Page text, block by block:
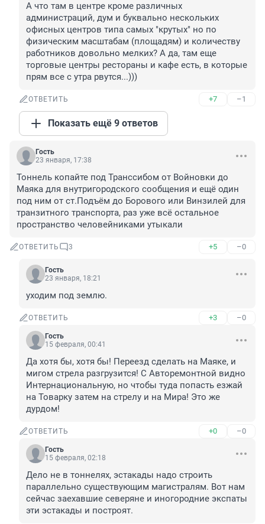
А что там в центре кроме различных
администраций, дум и буквально нескольких
офисных центров типа самых "крутых" но по
физическим масштабам (площадям) и количеству
работников довольно мелких? А да, там еще
торговые центры рестораны и кафе есть, в которые
прям все с утра рвутся...)))
ОТВЕТИТЬ +7 –1
Показать ещё 9 ответов
Гость
23 января, 17:38
Тоннель копайте под Транссибом от Войновки до
Маяка для внутригородского сообщения и ещё один
под ним от ст.Подъём до Борового или Винзилей для
транзитного транспорта, раз уже всё остальное
пространство человейниками утыкали
ОТВЕТИТЬ 3 +5 –0
Гость
23 января, 18:21
уходим под землю.
ОТВЕТИТЬ +3 –0
Гость
15 февраля, 00:41
Да хотя бы, хотя бы! Переезд сделать на Маяке, и
мигом стрела разгрузится! С Авторемонтной видно
Интернациональную, но чтобы туда попасть езжай
на Товарку затем на стрелу и на Мира! Это же
дурдом!
ОТВЕТИТЬ +0 –0
Гость
15 февраля, 02:18
Дело не в тоннелях, эстакады надо строить
параллельно существующим магистралям. Вот нам
сейчас заехавшие северяне и иногородние экспаты
эти эстакады и построят.